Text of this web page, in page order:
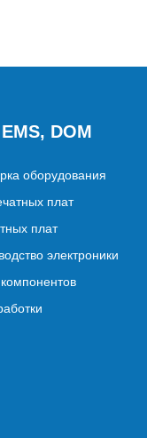
DOM
оборудования
плат
плат
электроники